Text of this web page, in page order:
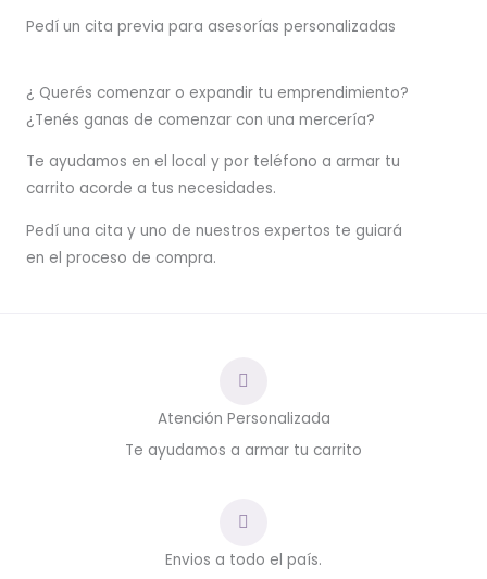
Pedí un cita previa para asesorías personalizadas
¿ Querés comenzar o expandir tu emprendimiento?
¿Tenés ganas de comenzar con una mercería?
Te ayudamos en el local y por teléfono a armar tu
carrito acorde a tus necesidades.
Pedí una cita y uno de nuestros expertos te guiará
en el proceso de compra.
Atención Personalizada
Te ayudamos a armar tu carrito
Envios a todo el país.